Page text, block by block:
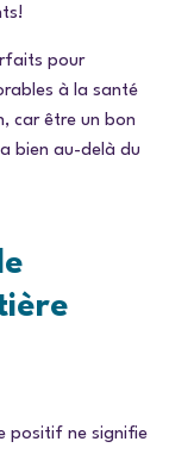
pour
à la santé
car être un bon
bien au-delà du
positif ne signifie